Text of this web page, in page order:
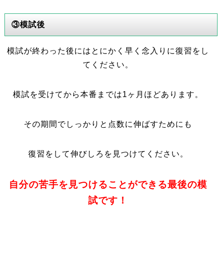
③模試後
模試が終わった後にはとにかく早く念入りに復習をし
てください。
模試を受けてから本番までは1ヶ月ほどあります。
その期間でしっかりと点数に伸ばすためにも
復習をして伸びしろを見つけてください。
自分の苦手を見つけることができる最後の模
試です！